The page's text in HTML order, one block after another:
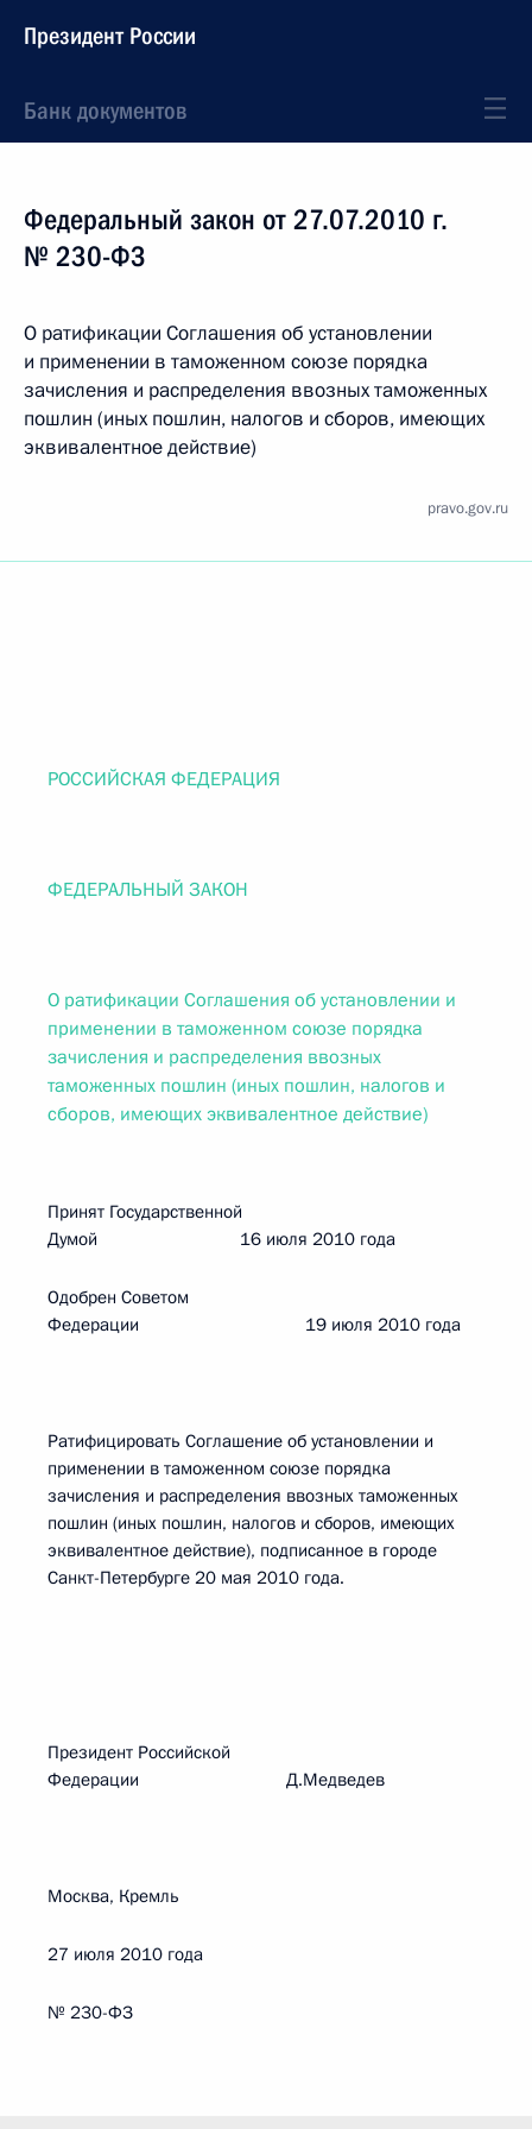
Президент России
Банк документов
Федеральный закон от 27.07.2010 г.
№ 230-ФЗ
О ратификации Соглашения об установлении
и применении в таможенном союзе порядка
зачисления и распределения ввозных таможенных
пошлин (иных пошлин, налогов и сборов, имеющих
эквивалентное действие)
pravo.gov.ru
РОССИЙСКАЯ ФЕДЕРАЦИЯ
ФЕДЕРАЛЬНЫЙ ЗАКОН
О ратификации Соглашения об установлении и
применении в таможенном союзе порядка
зачисления и распределения ввозных
таможенных пошлин (иных пошлин, налогов и
сборов, имеющих эквивалентное действие)
Принят Государственной
Думой 16 июля 2010 года
Одобрен Советом
Федерации 19 июля 2010 года
Ратифицировать Соглашение об установлении и
применении в таможенном союзе порядка
зачисления и распределения ввозных таможенных
пошлин (иных пошлин, налогов и сборов, имеющих
эквивалентное действие), подписанное в городе
Санкт-Петербурге 20 мая 2010 года.
Президент Российской
Федерации Д.Медведев
Москва, Кремль
27 июля 2010 года
№ 230-ФЗ